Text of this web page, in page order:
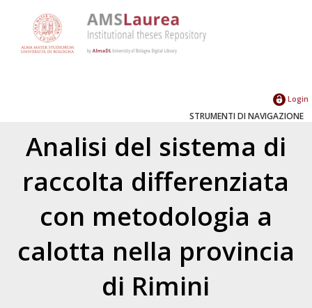
Login
STRUMENTI DI NAVIGAZIONE
Analisi del sistema di
raccolta differenziata
con metodologia a
calotta nella provincia
di Rimini